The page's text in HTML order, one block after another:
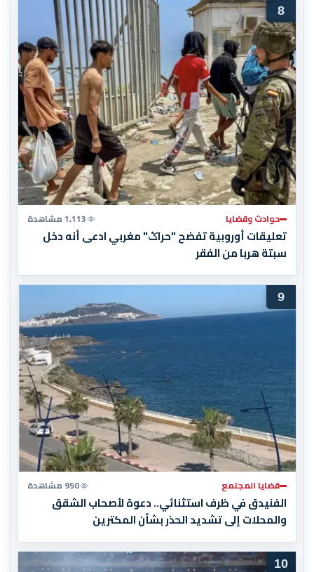
8
حوادث وقضايا 1,113 مشاهدة
تعليقات أوروبية تفضح "حراݣ" مغربي ادعى أنه دخل
سبتة هربا من الفقر
9
قضايا المجتمع 950 مشاهدة
الفنيدق في ظرف استثنائي.. دعوة لأصحاب الشقق
والمحلات إلى تشديد الحذر بشأن المكترين
10